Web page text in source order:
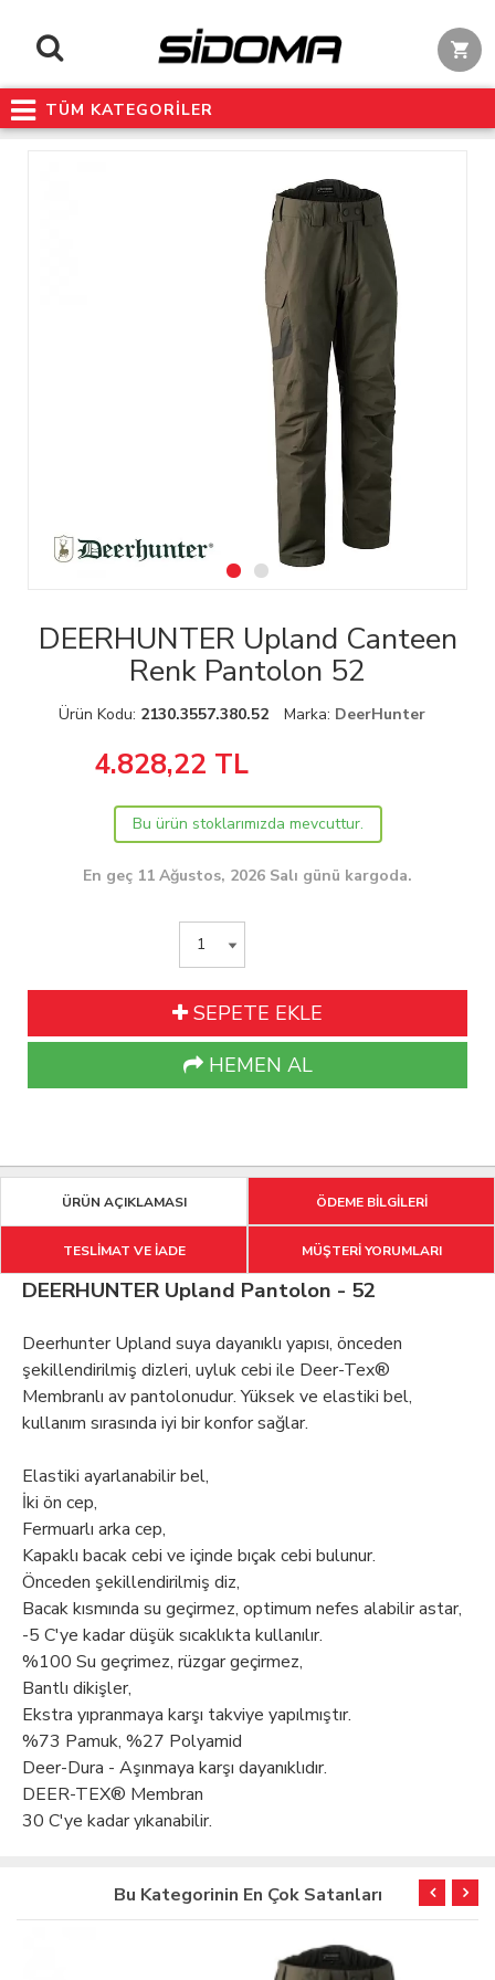
TÜM KATEGORİLER
DEERHUNTER Upland Canteen
Renk Pantolon 52
Ürün Kodu: 2130.3557.380.52 Marka: DeerHunter
4.828,22 TL
Bu ürün stoklarımızda mevcuttur.
En geç 11 Ağustos, 2026 Salı günü kargoda.
SEPETE EKLE
HEMEN AL
ÜRÜN AÇIKLAMASI ÖDEME BİLGİLERİ
TESLİMAT VE İADE MÜŞTERİ YORUMLARI
DEERHUNTER Upland Pantolon - 52
Deerhunter Upland suya dayanıklı yapısı, önceden
şekillendirilmiş dizleri, uyluk cebi ile Deer-Tex®
Membranlı av pantolonudur. Yüksek ve elastiki bel,
kullanım sırasında iyi bir konfor sağlar.
Elastiki ayarlanabilir bel,
İki ön cep,
Fermuarlı arka cep,
Kapaklı bacak cebi ve içinde bıçak cebi bulunur.
Önceden şekillendirilmiş diz,
Bacak kısmında su geçirmez, optimum nefes alabilir astar,
-5 C'ye kadar düşük sıcaklıkta kullanılır.
%100 Su geçrimez, rüzgar geçirmez,
Bantlı dikişler,
Ekstra yıpranmaya karşı takviye yapılmıştır.
%73 Pamuk, %27 Polyamid
Deer-Dura - Aşınmaya karşı dayanıklıdır.
DEER-TEX® Membran
30 C'ye kadar yıkanabilir.
Bu Kategorinin En Çok Satanları